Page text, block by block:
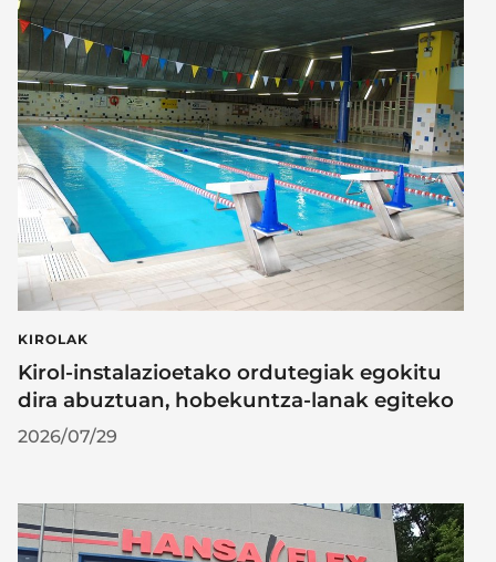
KIROLAK
Kirol-instalazioetako ordutegiak egokitu
dira abuztuan, hobekuntza-lanak egiteko
2026/07/29